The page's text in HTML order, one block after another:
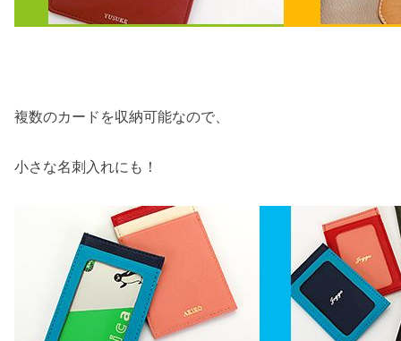
複数のカードを収納可能なので、
小さな名刺入れにも！